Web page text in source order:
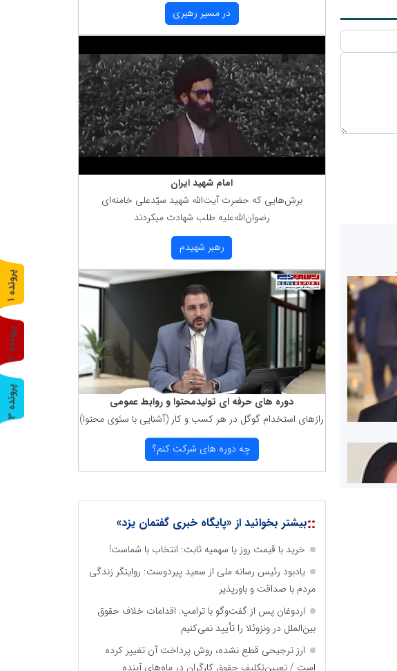
در مسیر رهبری
امام شهید ایران
برش‌هایی كه حضرت آیت‌الله شهید سیّدعلی خامنه‌ای
رضوان‌الله‌علیه طلب شهادت میكردند
رهبر شهیدم
دوره های حرفه ای تولیدمحتوا و روابط عمومی
رازهای استخدام گوگل در هر كسب و كار (آشنایی با سئوی محتوا)
چه دوره های شركت كنم؟
::بیشتر بخوانید از «پایگاه خبری گفتمان یزد»
خرید با قیمت روز یا سهمیه ثابت: انتخاب با شماست!
یادبود رئیس رسانه ملی از سعید پیردوست: روایتگر زندگی
مردم با صداقت و باورپذیر
اردوغان پس از گفت‌وگو با ترامپ: اقدامات خلاف حقوق
بین‌الملل در ونزوئلا را تأیید نمی‌کنیم
ارز ترجیحی قطع نشده، روش پرداخت آن تغییر کرده
است / تعیین‌تکلیف حقوق کارگران در ماه‌های آینده
پ
ر
و
ن
د
ه
1
پ
ر
و
ن
د
ه
2
پ
ر
و
ن
د
ه
3